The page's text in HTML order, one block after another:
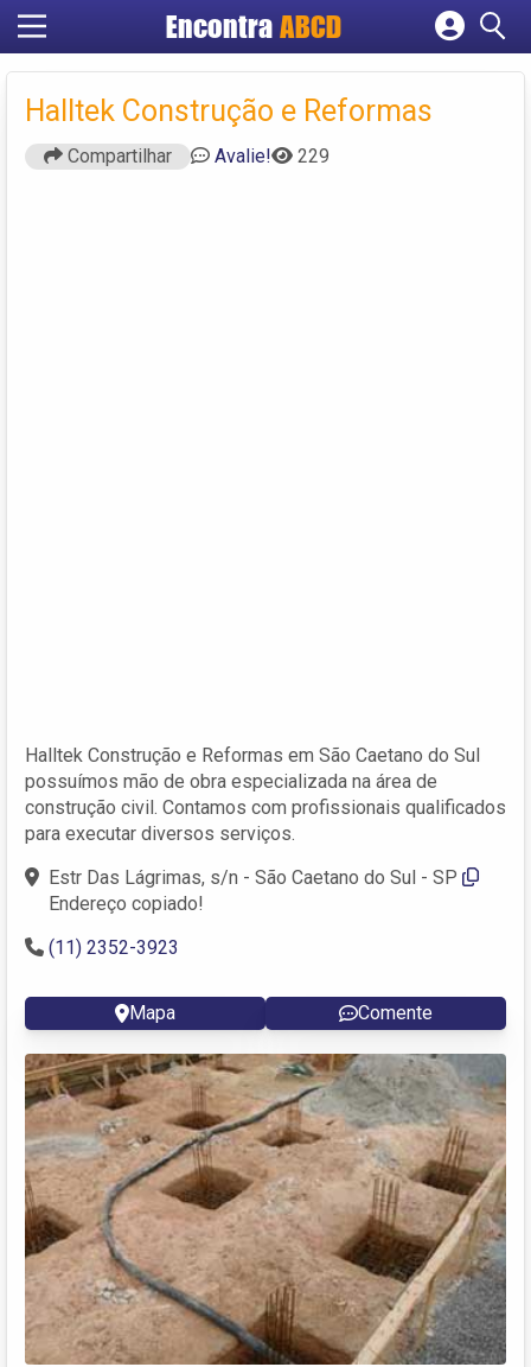
EncontraABCD
Cadastrar empresa
Fazer login
Criar conta
Halltek Construção e Reformas
Compartilhar Avalie! 229
Halltek Construção e Reformas em São Caetano do Sul
possuímos mão de obra especializada na área de
construção civil. Contamos com profissionais qualificados
para executar diversos serviços.
Estr Das Lágrimas, s/n - São Caetano do Sul - SP
Endereço copiado!
(11) 2352-3923
Mapa Comente